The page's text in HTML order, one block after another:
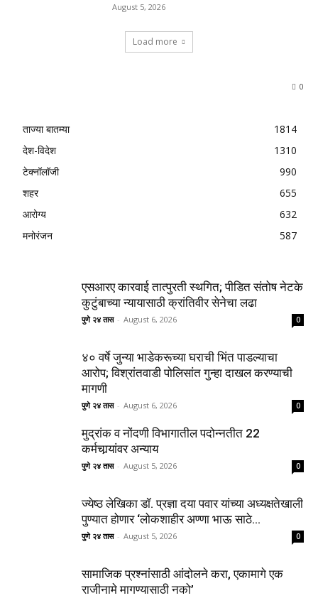
August 5, 2026
Load more
0
ताज्या बातम्या
1814
देश-विदेश
1310
टेक्नॉलॉजी
990
शहर
655
आरोग्य
632
मनोरंजन
587
एसआरए कारवाई तात्पुरती स्थगित; पीडित संतोष नेटके
कुटुंबाच्या न्यायासाठी क्रांतिवीर सेनेचा लढा
पुणे २४ तास - August 6, 2026 0
४० वर्षे जुन्या भाडेकरूच्या घराची भिंत पाडल्याचा
आरोप; विश्रांतवाडी पोलिसांत गुन्हा दाखल करण्याची
मागणी
पुणे २४ तास - August 6, 2026 0
मुद्रांक व नोंदणी विभागातील पदोन्नतीत 22
कर्मचार्‍यांवर अन्याय
पुणे २४ तास - August 5, 2026 0
ज्येष्ठ लेखिका डॉ. प्रज्ञा दया पवार यांच्या अध्यक्षतेखाली
पुण्यात होणार ‘लोकशाहीर अण्णा भाऊ साठे...
पुणे २४ तास - August 5, 2026 0
सामाजिक प्रश्नांसाठी आंदोलने करा, एकामागे एक
राजीनामे मागण्यासाठी नको’